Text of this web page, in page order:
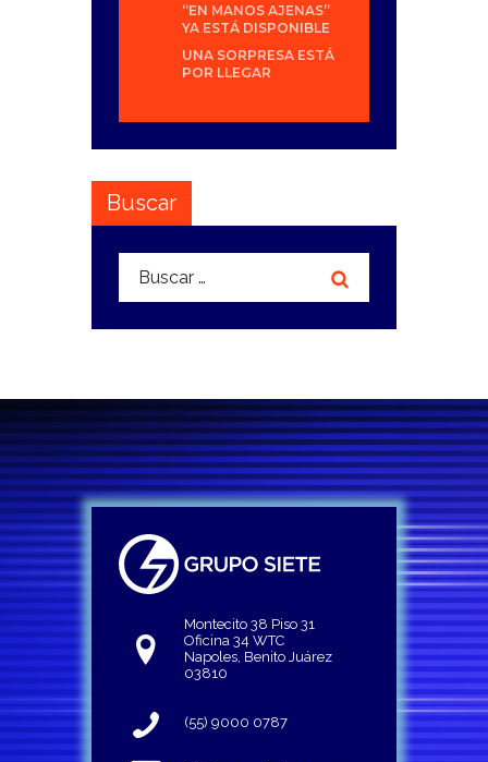
“EN MANOS AJENAS”
YA ESTÁ DISPONIBLE
UNA SORPRESA ESTÁ
POR LLEGAR
Buscar
Buscar:
Montecito 38 Piso 31
Oficina 34 WTC
Napoles, Benito Juárez
03810
(55) 9000 0787